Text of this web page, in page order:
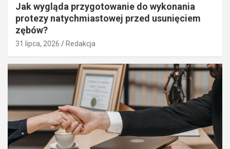
Jak wygląda przygotowanie do wykonania
protezy natychmiastowej przed usunięciem
zębów?
31 lipca, 2026 Redakcja